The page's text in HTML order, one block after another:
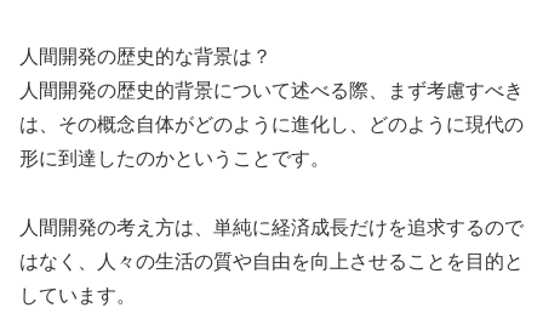
人間開発の歴史的な背景は？
人間開発の歴史的背景について述べる際、まず考慮すべき
は、その概念自体がどのように進化し、どのように現代の
形に到達したのかということです。
人間開発の考え方は、単純に経済成長だけを追求するので
はなく、人々の生活の質や自由を向上させることを目的と
しています。